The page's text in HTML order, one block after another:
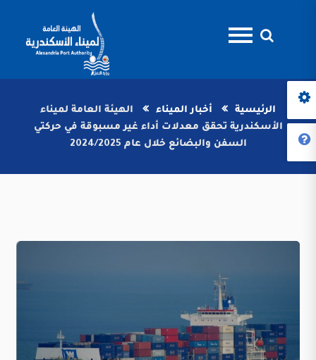
الرئيسية أخبار الميناء
الهيئة العامة لميناء
الأسكندرية تحقق معدلات أداء غير مسبوقة في حركتي
السفن والبضائع خلال عام 2024/2025